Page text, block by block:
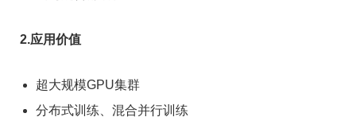
2.应用价值
超大规模GPU集群
分布式训练、混合并行训练